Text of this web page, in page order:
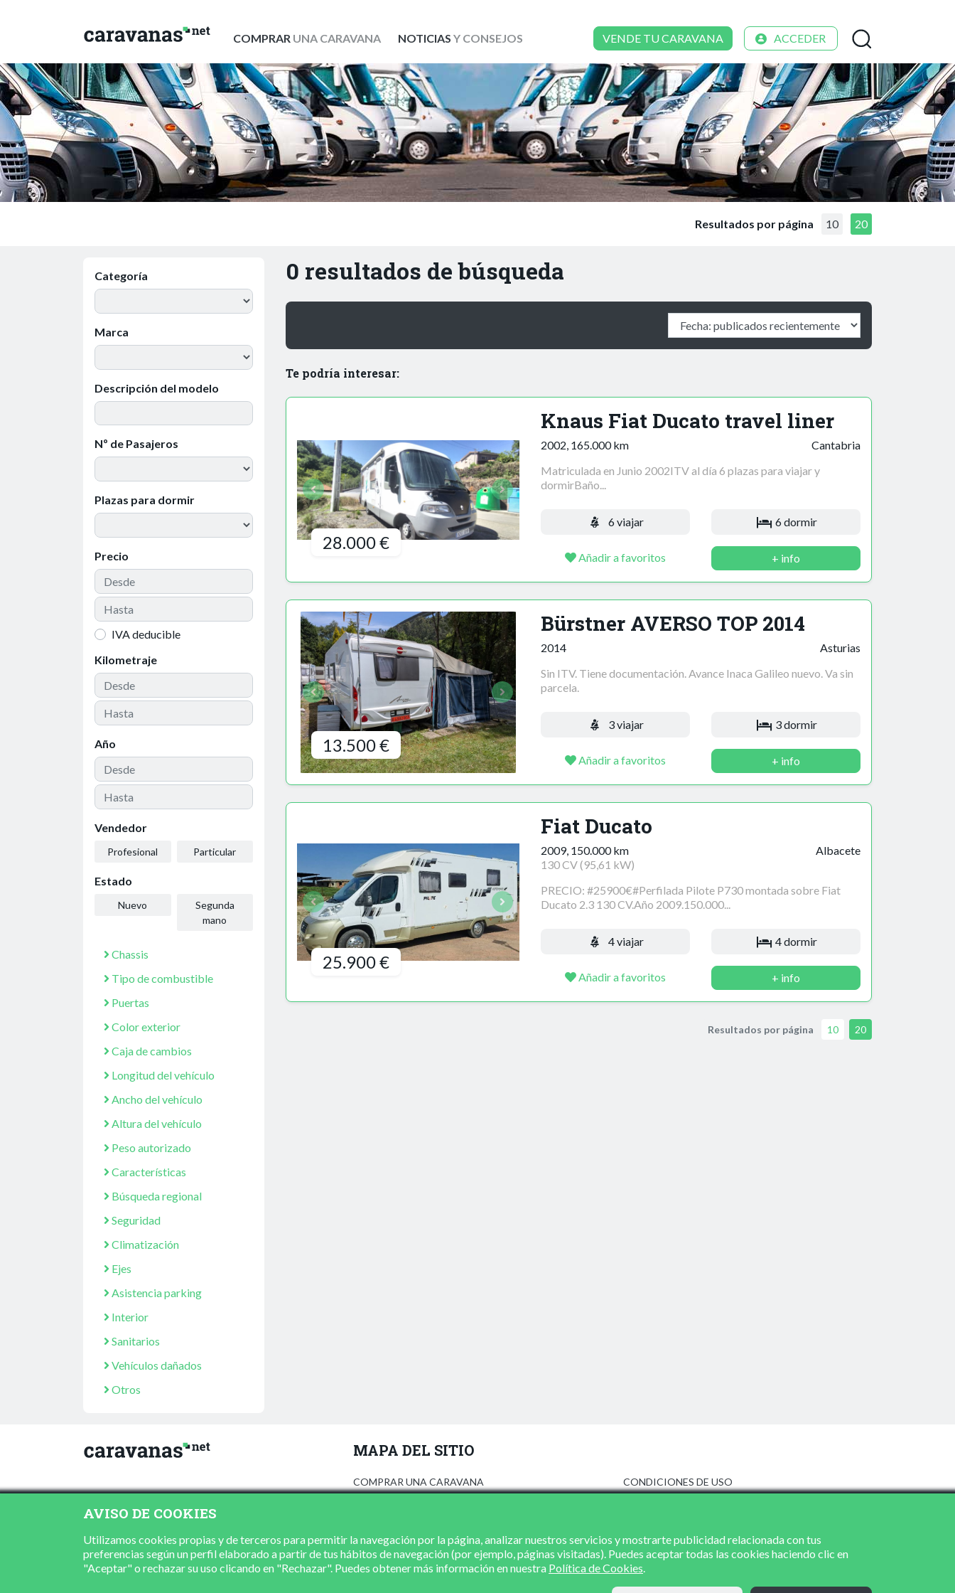
COMPRARUNA CARAVANA NOTICIAS Y CONSEJOS VENDE TU CARAVANA ACCEDER
Resultados por página 10 20
Categoría
Marca
Descripción del modelo
Nº de Pasajeros
Plazas para dormir
Precio
IVA deducible
Kilometraje
Año
Vendedor
Profesional Particular
Estado
Nuevo
Segunda
mano
Chassis
Tipo de combustible
Puertas
Color exterior
Caja de cambios
Longitud del vehículo
Ancho del vehículo
Altura del vehículo
Peso autorizado
Características
Búsqueda regional
Seguridad
Climatización
Ejes
Asistencia parking
Interior
Sanitarios
Vehículos dañados
Otros
0 resultados de búsqueda
Te podría interesar:
28.000 €
Knaus Fiat Ducato travel liner
2002, 165.000 km
Cantabria
Matriculada en Junio 2002ITV al día 6 plazas para viajar y
dormirBaño...
6 viajar 6 dormir
Añadir a favoritos + info
13.500 €
Bürstner AVERSO TOP 2014
2014
Asturias
Sin ITV. Tiene documentación. Avance Inaca Galileo nuevo. Va sin
parcela.
3 viajar 3 dormir
Añadir a favoritos + info
25.900 €
Fiat Ducato
2009, 150.000 km
130 CV (95,61 kW)
Albacete
PRECIO: #25900€#Perfilada Pilote P730 montada sobre Fiat
Ducato 2.3 130 CV.Año 2009.150.000...
4 viajar 4 dormir
Añadir a favoritos + info
Resultados por página 10 20
MAPA DEL SITIO
COMPRAR UNA CARAVANA
CONCESIONARIOS
CONTACTO
CONDICIONES DE USO
POLÍTICA DE COOKIES
AVISO DE COOKIES
Utilizamos cookies propias y de terceros para permitir la navegación por la página, analizar nuestros servicios y mostrarte publicidad relacionada con tus
preferencias según un perfil elaborado a partir de tus hábitos de navegación (por ejemplo, páginas visitadas). Puedes aceptar todas las cookies haciendo clic en
"Aceptar" o rechazar su uso clicando en "Rechazar". Puedes obtener más información en nuestra Política de Cookies.